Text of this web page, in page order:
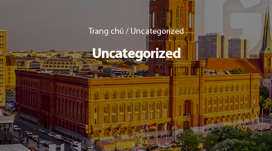
Trang chủ / Uncategorized
Uncategorized